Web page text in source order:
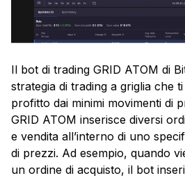
Il bot di trading GRID ATOM di
strategia di trading a griglia che
profitto dai minimi movimenti di
GRID ATOM inserisce diversi
e vendita all’interno di uno
di prezzi. Ad esempio, quando
un ordine di acquisto, il bot